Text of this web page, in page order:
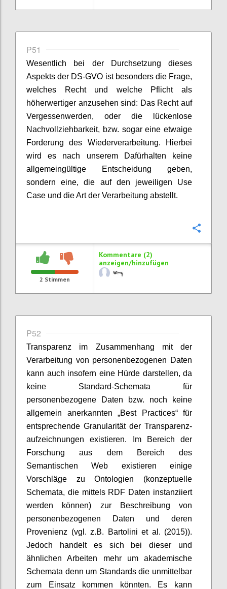
P51
Wesentlich bei der Durchsetzung dieses
Aspekts der DS-GVO ist besonders die Frage,
welches Recht und welche Pflicht als
höherwertiger anzusehen sind: Das Recht auf
Vergessenwerden, oder die lückenlose
Nachvollziehbarkeit, bzw. sogar eine etwaige
Forderung des Wiederverarbeitung. Hierbei
wird es nach unserem Dafürhalten keine
allgemeingültige Entscheidung geben,
sondern eine, die auf den jeweiligen Use
Case und die Art der Verarbeitung abstellt.
2 Stimmen
Kommentare (2)
anzeigen/hinzufügen
P52
Transparenz im Zusammenhang mit der
Verarbeitung von personenbezogenen Daten
kann auch insofern eine Hürde darstellen, da
keine Standard-Schemata für
personenbezogene Daten bzw. noch keine
allgemein anerkannten „Best Practices“ für
entsprechende Granularität der Transparenz-
aufzeichnungen existieren. Im Bereich der
Forschung aus dem Bereich des
Semantischen Web existieren einige
Vorschläge zu Ontologien (konzeptuelle
Schemata, die mittels RDF Daten instanziiert
werden können) zur Beschreibung von
personenbezogenen Daten und deren
Provenienz (vgl. z.B. Bartolini et al. (2015)).
Jedoch handelt es sich bei dieser und
ähnlichen Arbeiten mehr um akademische
Schemata denn um Standards die unmittelbar
zum Einsatz kommen könnten. Es kann